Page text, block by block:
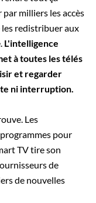
par milliers les accès
redistribuer aux
L'intelligence
à toutes les télés
et regarder
ni interruption.
Les
pour
TV tire son
de
de nouvelles